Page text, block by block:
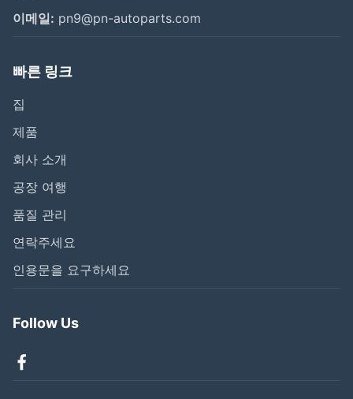
이메일: pn9@pn-autoparts.com
빠른 링크
집
제품
회사 소개
공장 여행
품질 관리
연락주세요
인용문을 요구하세요
Follow Us